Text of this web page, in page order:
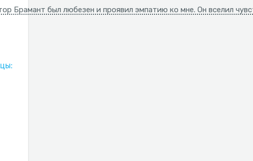
Брамант был любезен и проявил эмпатию ко мне. Он вселил